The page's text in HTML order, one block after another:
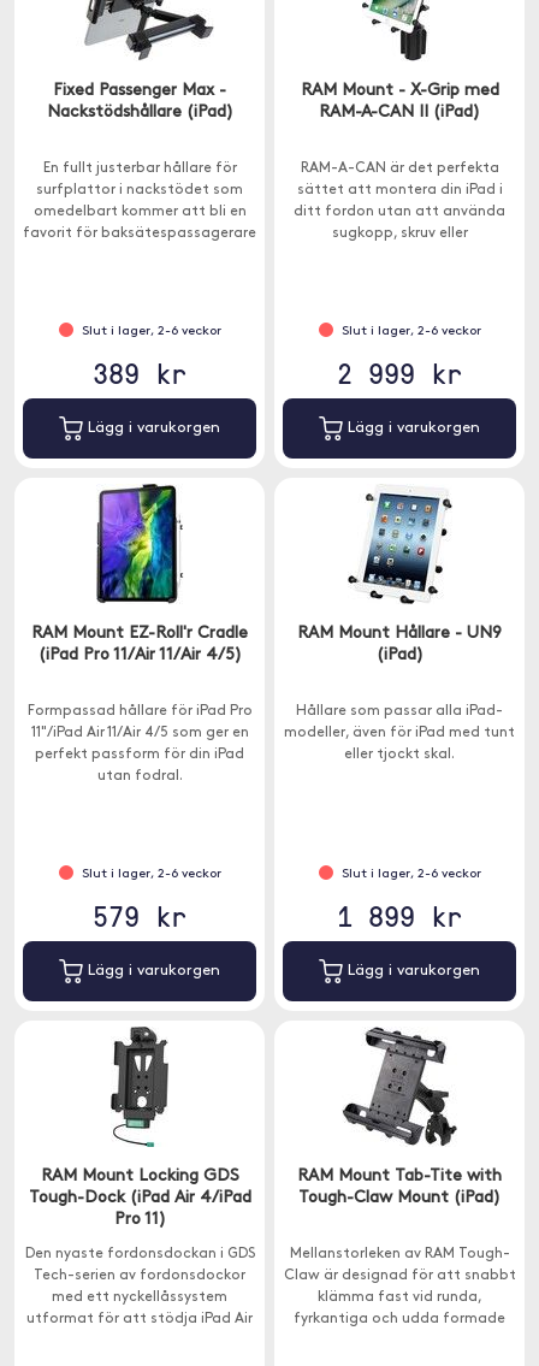
Fixed Passenger Max -
Nackstödshållare (iPad)
En fullt justerbar hållare för
surfplattor i nackstödet som
omedelbart kommer att bli en
favorit för baksätespassagerare
Slut i lager, 2-6 veckor
389 kr
Lägg i varukorgen
RAM Mount - X-Grip med
RAM-A-CAN II (iPad)
RAM-A-CAN är det perfekta
sättet att montera din iPad i
ditt fordon utan att använda
sugkopp, skruv eller
Slut i lager, 2-6 veckor
2 999 kr
Lägg i varukorgen
RAM Mount EZ-Roll'r Cradle
(iPad Pro 11/Air 11/Air 4/5)
Formpassad hållare för iPad Pro
11"/iPad Air 11/Air 4/5 som ger en
perfekt passform för din iPad
utan fodral.
Slut i lager, 2-6 veckor
579 kr
Lägg i varukorgen
RAM Mount Hållare - UN9
(iPad)
Hållare som passar alla iPad-
modeller, även för iPad med tunt
eller tjockt skal.
Slut i lager, 2-6 veckor
1 899 kr
Lägg i varukorgen
RAM Mount Locking GDS
Tough-Dock (iPad Air 4/iPad
Pro 11)
Den nyaste fordonsdockan i GDS
Tech-serien av fordonsdockor
med ett nyckellåssystem
utformat för att stödja iPad Air
RAM Mount Tab-Tite with
Tough-Claw Mount (iPad)
Mellanstorleken av RAM Tough-
Claw är designad för att snabbt
klämma fast vid runda,
fyrkantiga och udda formade